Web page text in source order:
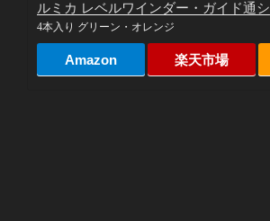
ルミカ レベルワインダー・ガイド通シ
4本入り グリーン・オレンジ
Amazon 楽天市場